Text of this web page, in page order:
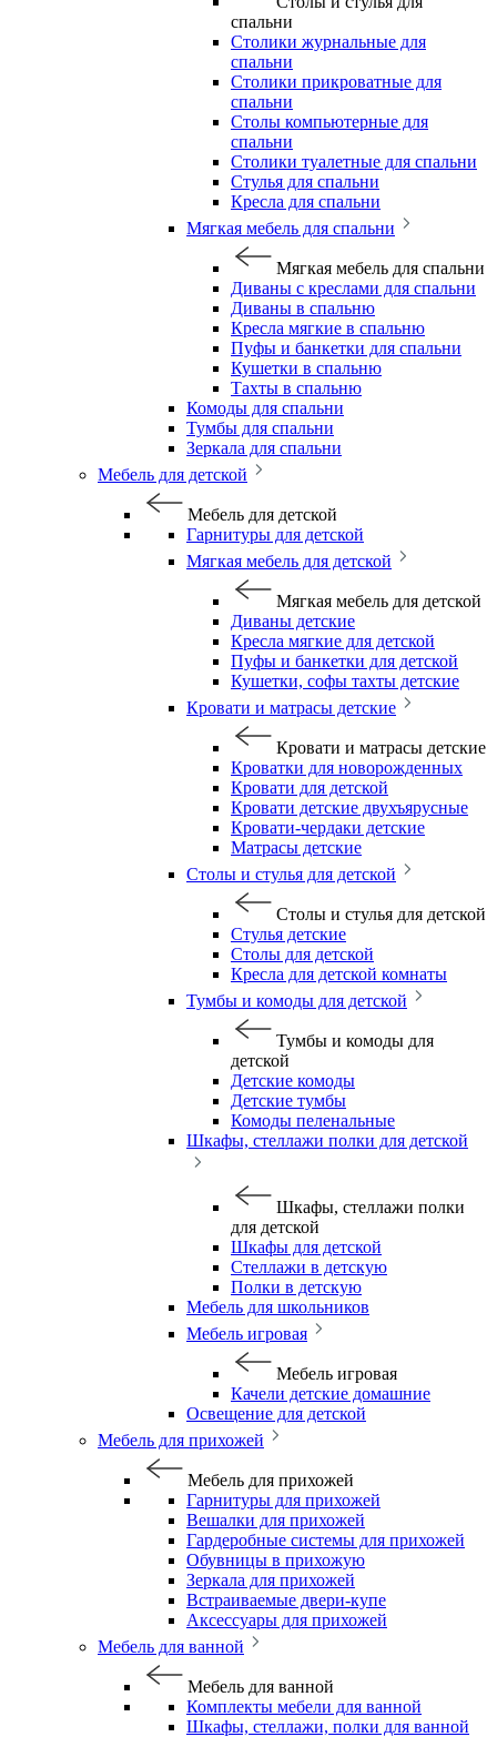
спальни
Столики журнальные для
спальни
Столики прикроватные для
спальни
Столы компьютерные для
спальни
Столики туалетные для спальни
Стулья для спальни
Кресла для спальни
Мягкая мебель для спальни
Мягкая мебель для спальни
Диваны с креслами для спальни
Диваны в спальню
Кресла мягкие в спальню
Пуфы и банкетки для спальни
Кушетки в спальню
Тахты в спальню
Комоды для спальни
Тумбы для спальни
Зеркала для спальни
Мебель для детской
Мебель для детской
Гарнитуры для детской
Мягкая мебель для детской
Мягкая мебель для детской
Диваны детские
Кресла мягкие для детской
Пуфы и банкетки для детской
Кушетки, софы тахты детские
Кровати и матрасы детские
Кровати и матрасы детские
Кроватки для новорожденных
Кровати для детской
Кровати детские двухъярусные
Кровати-чердаки детские
Матрасы детские
Столы и стулья для детской
Столы и стулья для детской
Стулья детские
Столы для детской
Кресла для детской комнаты
Тумбы и комоды для детской
Тумбы и комоды для
детской
Детские комоды
Детские тумбы
Комоды пеленальные
Шкафы, стеллажи полки для детской
Шкафы, стеллажи полки
для детской
Шкафы для детской
Стеллажи в детскую
Полки в детскую
Мебель для школьников
Мебель игровая
Мебель игровая
Качели детские домашние
Освещение для детской
Мебель для прихожей
Мебель для прихожей
Гарнитуры для прихожей
Вешалки для прихожей
Гардеробные системы для прихожей
Обувницы в прихожую
Зеркала для прихожей
Встраиваемые двери-купе
Аксессуары для прихожей
Мебель для ванной
Мебель для ванной
Комплекты мебели для ванной
Шкафы, стеллажи, полки для ванной